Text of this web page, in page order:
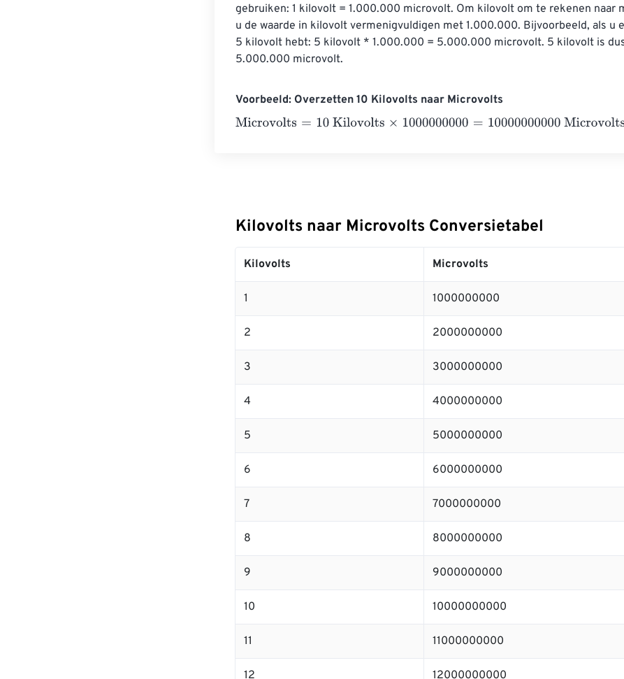
gebruiken: 1 kilovolt = 1.000.000 microvolt. Om kilovolt om te rekenen naar
u de waarde in kilovolt vermenigvuldigen met 1.000.000. Bijvoorbeeld, als u
5 kilovolt hebt: 5 kilovolt * 1.000.000 = 5.000.000 microvolt. 5 kilovolt is
5.000.000 microvolt.
Voorbeeld: Overzetten 10 Kilovolts naar Microvolts
Microvolts=10 Kilovolts×1000000000=10000000000 Microvolts
Kilovolts naar Microvolts Conversietabel
Kilovolts Microvolts
1 1000000000
2 2000000000
3 3000000000
4 4000000000
5 5000000000
6 6000000000
7 7000000000
8 8000000000
9 9000000000
10 10000000000
11 11000000000
12 12000000000